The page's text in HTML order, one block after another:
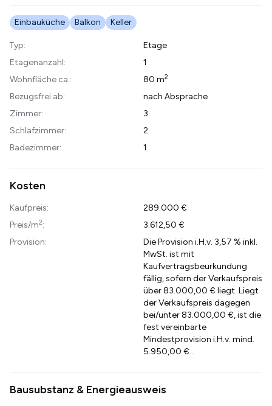
Einbauküche Balkon Keller
Typ:
Etage
Etagenanzahl:
1
Wohnfläche ca.:
80 m2
Bezugsfrei ab:
nach Absprache
Zimmer:
3
Schlafzimmer:
2
Badezimmer:
1
Kosten
Kaufpreis:
289.000 €
Preis/m2:
3.612,50 €
Provision:
Die Provision i.H.v. 3,57 % inkl.
MwSt. ist mit
Kaufvertragsbeurkundung
fällig, sofern der Verkaufspreis
über 83.000,00 € liegt. Liegt
der Verkaufspreis dagegen
bei/unter 83.000,00 €, ist die
fest vereinbarte
Mindestprovision i.H.v. mind.
5.950,00 €...
Bausubstanz & Energieausweis